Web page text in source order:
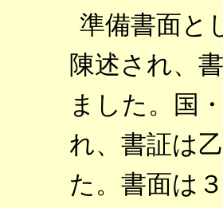
準備書面と
陳述され、
ました。国
れ、書証は
た。書面は